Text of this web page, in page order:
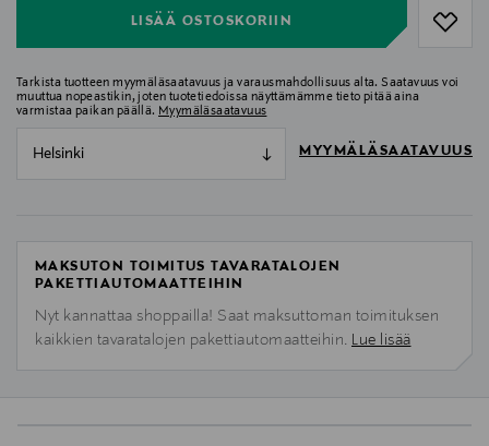
LISÄÄ OSTOSKORIIN
Tarkista tuotteen myymäläsaatavuus ja varausmahdollisuus alta. Saatavuus voi
muuttua nopeastikin, joten tuotetiedoissa näyttämämme tieto pitää aina
varmistaa paikan päällä. Myymäläsaatavuus
Helsinki MYYMÄLÄSAATAVUUS
MAKSUTON TOIMITUS TAVARATALOJEN
PAKETTIAUTOMAATTEIHIN
Nyt kannattaa shoppailla! Saat maksuttoman toimituksen
kaikkien tavaratalojen pakettiautomaatteihin. Lue lisää